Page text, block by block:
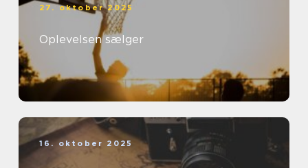
27. oktober 2025
Oplevelsen sælger
16. oktober 2025